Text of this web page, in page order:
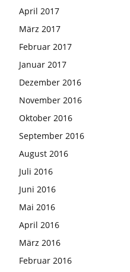
April 2017
März 2017
Februar 2017
Januar 2017
Dezember 2016
November 2016
Oktober 2016
September 2016
August 2016
Juli 2016
Juni 2016
Mai 2016
April 2016
März 2016
Februar 2016